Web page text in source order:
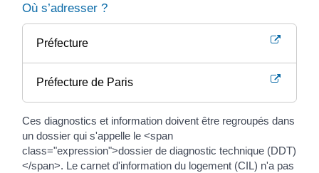
Où s’adresser ?
Préfecture
Préfecture de Paris
Ces diagnostics et information doivent être regroupés dans
un dossier qui s'appelle le <span
class="expression">dossier de diagnostic technique (DDT)
</span>. Le carnet d'information du logement (CIL) n'a pas